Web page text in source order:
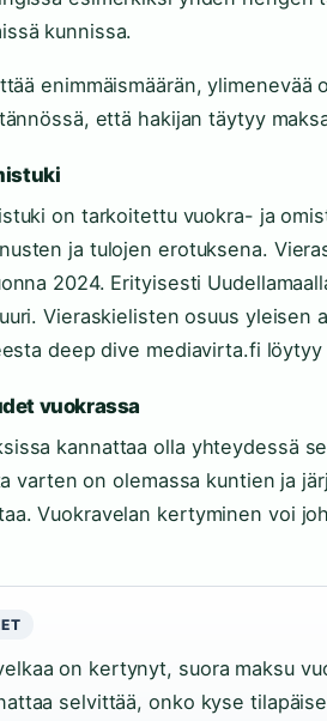
kunnissa.
enimmäismäärän, ylimenevää
että hakijan täytyy
on tarkoitettu vuokra- ja
ja tulojen erotuksena.
2024. Erityisesti
Vieraskielisten osuus yleisen
deep dive mediavirta.fi
vuokrassa
kannattaa olla yhteydessä
varten on olemassa kuntien ja
Vuokravelan kertyminen voi
on kertynyt, suora maksu
selvittää, onko kyse